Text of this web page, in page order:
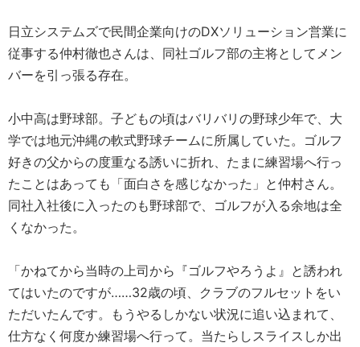
日立システムズで民間企業向けのDXソリューション営業に
従事する仲村徹也さんは、同社ゴルフ部の主将としてメン
バーを引っ張る存在。
小中高は野球部。子どもの頃はバリバリの野球少年で、大
学では地元沖縄の軟式野球チームに所属していた。ゴルフ
好きの父からの度重なる誘いに折れ、たまに練習場へ行っ
たことはあっても「面白さを感じなかった」と仲村さん。
同社入社後に入ったのも野球部で、ゴルフが入る余地は全
くなかった。
「かねてから当時の上司から『ゴルフやろうよ』と誘われ
てはいたのですが……32歳の頃、クラブのフルセットをい
ただいたんです。もうやるしかない状況に追い込まれて、
仕方なく何度か練習場へ行って。当たらしスライスしか出